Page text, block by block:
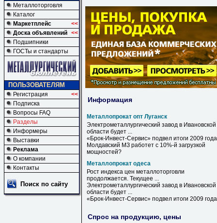
Металлоторговля
Каталог
Маркетплейс
<<
Доска объявлений <<
Подшипники
ГОСТы и стандарты
ПОЛЬЗОВАТЕЛЯМ
Регистрация
<<
Подписка
Вопросы FAQ
Разделы
Информеры
Выставки
Реклама
О компании
Контакты
Поиск по сайту
Информация
Металлопрокат опт Луганск
Электрометаллургический завод в Ивановской
области будет ...
«Брок-Инвест-Сервис» подвел итоги 2009 года
Молдавский МЗ работет с 10%-й загрузкой
мощностей?
Металлопрокат одеса
Рост индекса цен металлоторговли
продолжается. Текущее ...
Электрометаллургический завод в Ивановской
области будет ...
«Брок-Инвест-Сервис» подвел итоги 2009 года
Спрос на продукцию, цены